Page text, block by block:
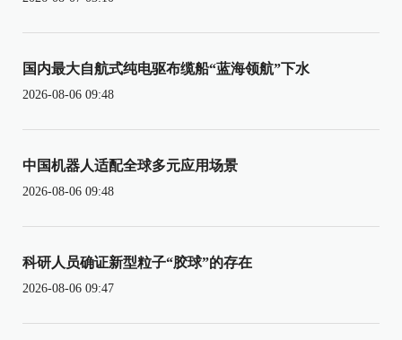
国内最大自航式纯电驱布缆船“蓝海领航”下水
2026-08-06 09:48
中国机器人适配全球多元应用场景
2026-08-06 09:48
科研人员确证新型粒子“胶球”的存在
2026-08-06 09:47